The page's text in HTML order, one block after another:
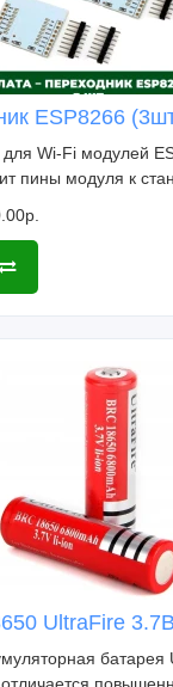
ESP8266
Wi-Fi модулей
пины модуля к
UltraFire